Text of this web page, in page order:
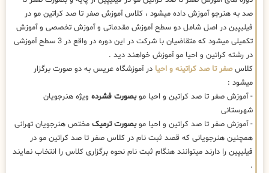
صد به هنرجو آموزش داده میشود ، کلاس آموزش صفر تا صد کراتین مو در
فیلیپین در اصل شامل دو سطح آموزش مقدماتی و آموزش تخصصی و آموزش
تکمیلی میشود که متقاضیان با شرکت در این دوره در واقع در 3 سطح آموزشی
در رشته کراتین و احیا مو آموزش خواهند دید .
کلاسصفر تا صد کراتینه و احیا در آموزشگاه عریس به دو صورت برگزار
میشود :
- آموزش صفر تا صد کراتین و احیا موبصورت فشرده ویژه هنرجویان
شهرستانی
- آموزش صفر تا صد کراتین و احیا موبصورت ترمیک مختص هنرجویان تهرانی
همچنین هنرجویانی که قصد ثبت نام در کلاس صفر تا صد کراتین مو در
فیلیپین را دارند میتوانند هنگام ثبت نام نحوه برگزاری کلاس را انتخاب نمایند
.